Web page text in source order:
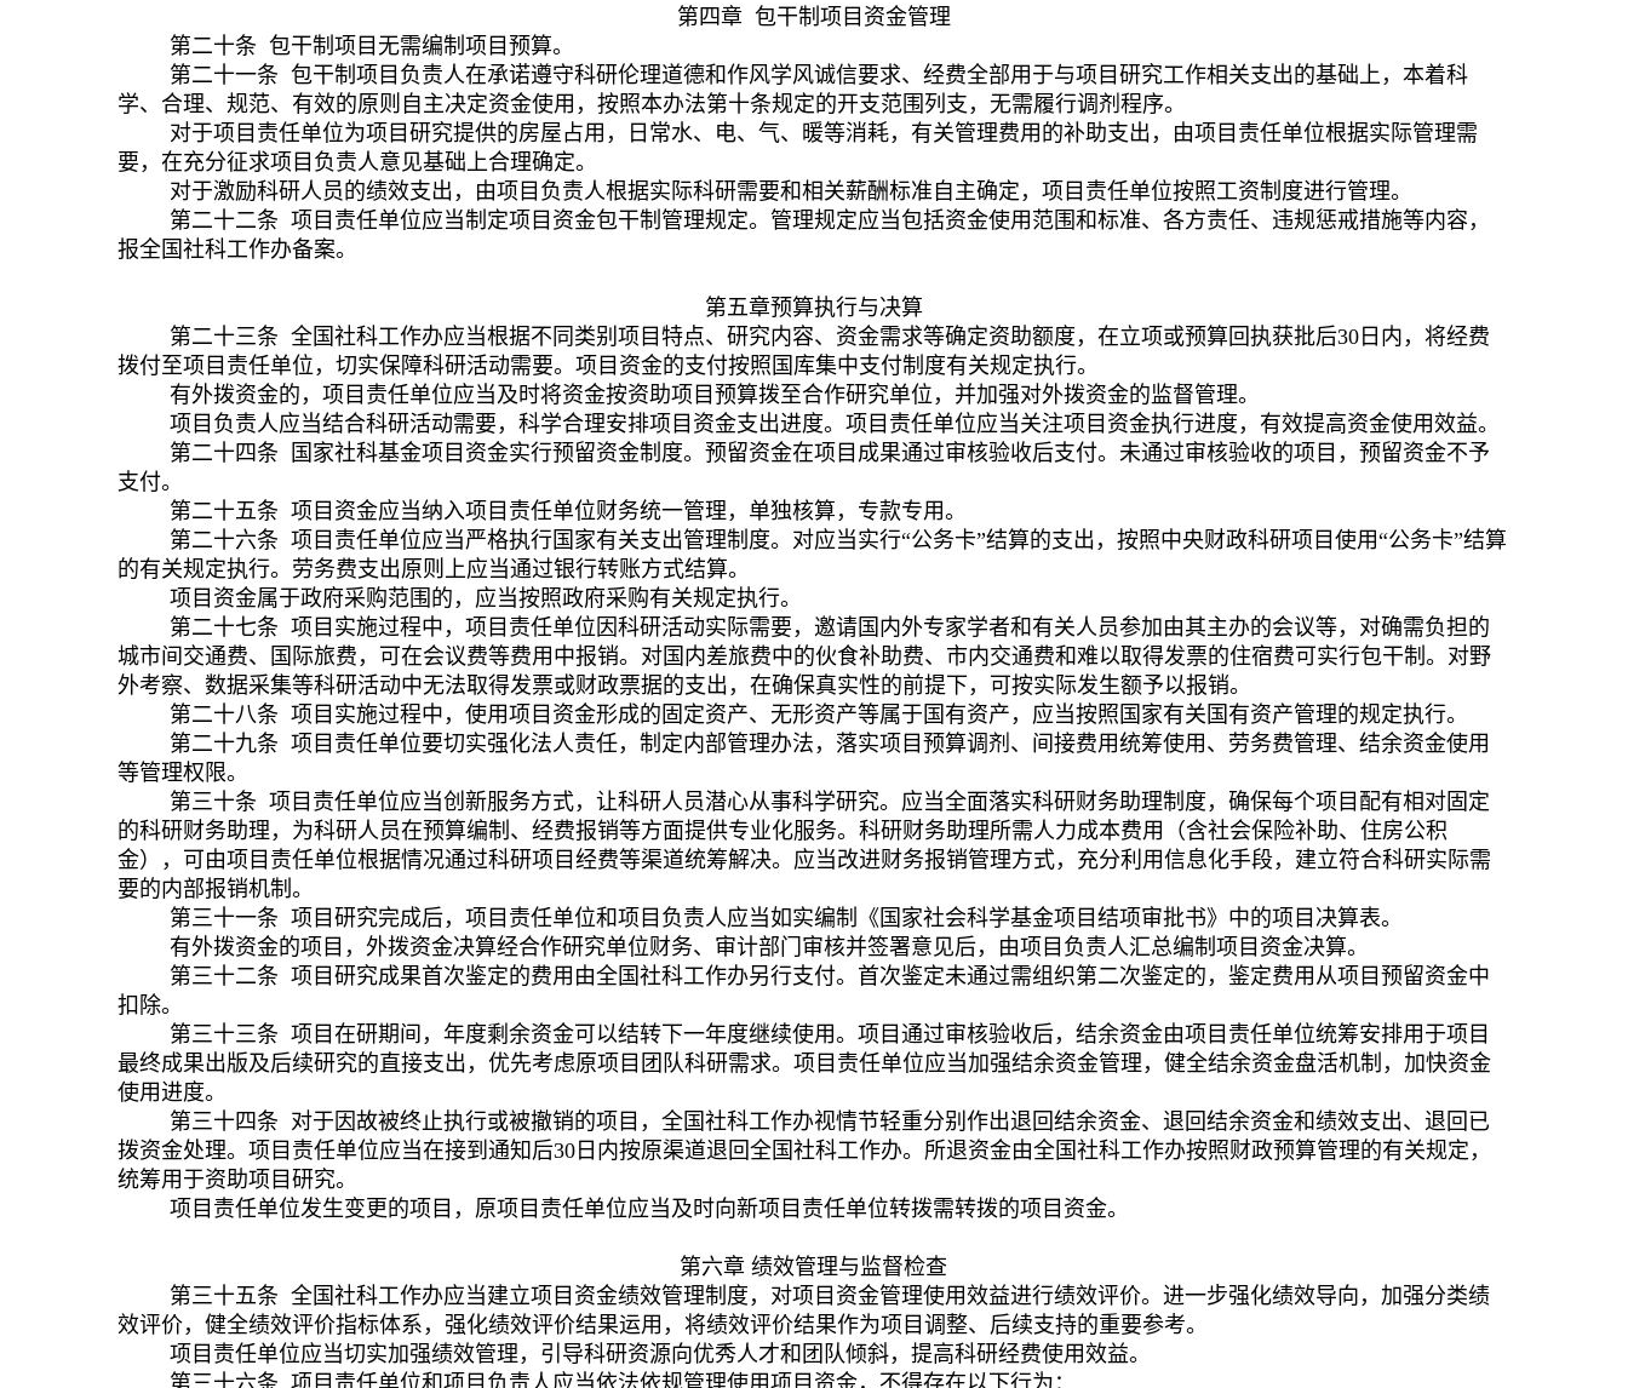
第四章 包干制项目资金管理
第二十条 包干制项目无需编制项目预算。
第二十一条 包干制项目负责人在承诺遵守科研伦理道德和作风学风诚信要求、经费全部用于与项目研究工作相关支出的基础上，本着科
学、合理、规范、有效的原则 自主决定资金使用，按照本办法第十条规定的开支范围列支，无需履行调剂程序。
对于项目责任单位为项目研究提供的房屋占用，日常水、电、气、暖等消耗， 有关管理费用 的补助支出，由项目责任单位根据实际管理需
要，在充分征求项目负责人意见基础上合理确定。
对于激励科研人员的绩效支出，由项目负责人根据实际科研需要和相关薪酬标准自主确定，项目责任单位按照工资制度进行管理。
第二十二条 项目责任单位应当制定项目 资金包干制管理规定。管理规定应当包括资金使用范围和标准、各方责任、违规惩戒措施等内容，
报全国社科工作办备案。
第五章预算执行与决算
第二十三条 全国社科工作办应当根据不同类别项目特点、研究内容、资金需求等确定资助额度，在立项或预算回执获批后30日内，将经费
拨付至项目 责任单位，切实保障科研活动需要。 项目资金的支付按照国库集中支付制度有关规定执行。
有外拨资金的， 项目 责任单位应当及时将资金按资助项目预算拨至合作研究单位，并加强对外拨资金的监督管理。
项目负责人应当结合科研活动需要，科学合理安排项目资金支出进度。项目责任单位应当关注项目资金执行进度，有效提高资金使用效益。
第二十四条
国家社科基金项目资金实行预留资金制度。预留资金在项目成果通过审核验收后支付。未通过审核验收的项目，预留资金不予
支付。
第二十五条 项目资金应当纳入项目责任单位财务统一管理，单独核算，专款专用。
第二十六条 项目责任单位应当严格执行国家有关支出管理制度。对应当实行“公务卡”结算的支出，按照中央财政科研项目使用“公务卡”结算
的有关规定执行。劳务费支出原则上应当通过银行转账方式结算。
项目资金属于政府采购范围的，应当按照政府采购有关规定执行。
第二十七条 项目实施过程中，项目责任单位因科研活动实际需要，邀请国内外专家学者和有关人员参加由其主办的会议等，对确需负担的
城市间交通费、国际旅费，可在会议费等费用中报销。对国内差旅费中的伙食补助费、市内交通费和难以取得发票的住宿费可实行包干制 。对野
外考察、数据采集等科研活动中无法取得发票或财政票据的支出，在确保真实性的前提下，可按实际发生额予以报销。
第二十八条 项目实施过程中，使用项目资金形成的固定资产、无形资产等属于国有资产，应当按照 国家有关 国有资产管理的规定执行。
第二十九条 项目责任单位要切实强化法人责任，制定内部管理办法， 落实项目预算调剂、间接费用统筹使用、劳务费管理、结余资金使用
等管理权限。
第三十条 项目责任单位应当创新服务方式，让科研人员潜心从事科学研究。应当全面落实科研财务助理制度，确保每个项目配有相对固定
的科研财务助理，为科研人员在预算编制、经费报销等方面提供专业化服务。科研财务助理所需人力成本费用（含社会保险补助、住房公积
金），可由项目 责任单位根据情况通过科研项目经费等渠道统筹解决。应当改进财务报销管理方式，充分利用信息化手段，建立符合科研实际需
要的内部报销机制。
第三十一条 项目研究完成后， 项目 责任单位和项目负责人应当如实编制《国家社会科学基金项目结项审批书》中的项目决算表。
有外拨资金的项目，外拨资金决算经合作研究单位财务、审计部门审核并签署意见后，由项目负责人汇总编制项目资金决算。
第三十二条 项目研究成果首次鉴定的费用由全国社科工作办另行支付。首次鉴定未通过需组织第二次鉴定的，鉴定费用从项目预留资金中
扣除。
第三十三条 项目在研期间，年度剩余资金可以结转下一年度继续使用。项目通过审核验收后，结余资金由项目责任单位统筹安排用于项目
最终成果出版及后续研究的直接支出 ，优先考虑原项目 团队科研需求。项目责任单位应当加强结余资金管理，健全结余资金盘活机制，加快资金
使用进度。
第三十四条 对于因故被终止执行或被撤销的项目， 全国社科工作办视情节轻重分别作出退回结余资金、退回结余资金和绩效支出、退回已
拨资金处理。 项目 责任单位应当在接到通知后30日内按原渠道退回全国社科工作办。所退资金由全国社科工作办按照财政预算管理的有关规定，
统筹用于资助项目研究。
项目 责任单位发生变更的项目，原项目 责任单位应当及时向新项目 责任单位转拨需转拨的项目资金。
第六章 绩效管理与监督检查
第三十五条 全国社科工作办应当建立项目资金绩效管理制度，对项目资金管理使用效益进行绩效评价。 进一步强化绩效导向，加强分类绩
效评价，健全绩效评价指标体系，强化绩效评价结果运用，将绩效评价结果作为项目调整、后续支持的重要参考。
项目 责任单位应当切实加强绩效管理，引导科研资源向优秀人才和团队倾斜，提高科研经费使用效益。
第三十六条 项目 责任单位和项目负责人应当依法依规管理使用项目资金，不得存在以下行为：